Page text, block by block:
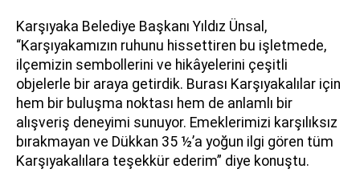
Karşıyaka Belediye Başkanı Yıldız Ünsal,
“Karşıyakamızın ruhunu hissettiren bu işletmede,
ilçemizin sembollerini ve hikâyelerini çeşitli
objelerle bir araya getirdik. Burası Karşıyakalılar için
hem bir buluşma noktası hem de anlamlı bir
alışveriş deneyimi sunuyor. Emeklerimizi karşılıksız
bırakmayan ve Dükkan 35 ½’a yoğun ilgi gören tüm
Karşıyakalılara teşekkür ederim” diye konuştu.